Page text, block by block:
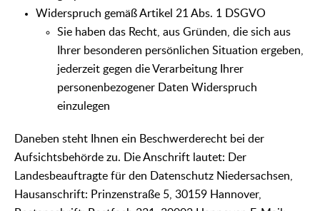
Widerspruch gemäß Artikel 21 Abs. 1 DSGVO
Sie haben das Recht, aus Gründen, die sich aus
Ihrer besonderen persönlichen Situation ergeben,
jederzeit gegen die Verarbeitung Ihrer
personenbezogener Daten Widerspruch
einzulegen
Daneben steht Ihnen ein Beschwerderecht bei der
Aufsichtsbehörde zu. Die Anschrift lautet: Der
Landesbeauftragte für den Datenschutz Niedersachsen,
Hausanschrift: Prinzenstraße 5, 30159 Hannover,